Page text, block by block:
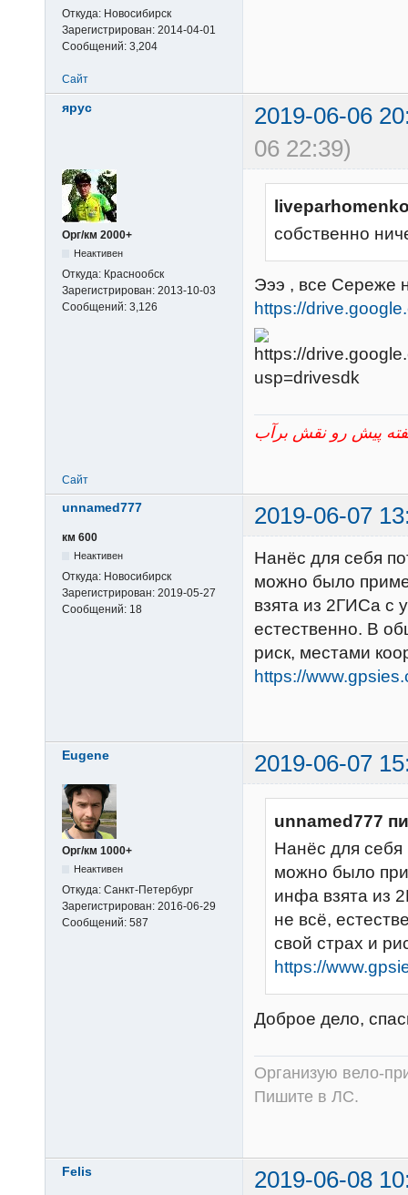
Откуда: Новосибирск
Зарегистрирован: 2014-04-01
Сообщений: 3,204
Сайт
ярус
2019-06-06
06 22:39)
Орг/км 2000+
Неактивен
Откуда: Краснообск
Зарегистрирован: 2013-10-03
Сообщений: 3,126
собственно
Эээ , все Сереже
https://
Сайт
unnamed777 2019-06-07
км 600
Неактивен
Откуда: Новосибирск
Зарегистрирован: 2019-05-27
Сообщений: 18
Нанёс для себя
можно было
взята из 2ГИСа с
естественно. В
риск, местами
https://
Eugene 2019-06-07
Орг/км 1000+
Неактивен
Откуда: Санкт-Петербург
Зарегистрирован: 2016-06-29
Сообщений: 587
unnamed777
Нанёс для себя
можно было
инфа взята из
не всё,
свой страх и
https://
Доброе дело,
Организую вело-
Пишите в ЛС.
Felis
2019-06-08